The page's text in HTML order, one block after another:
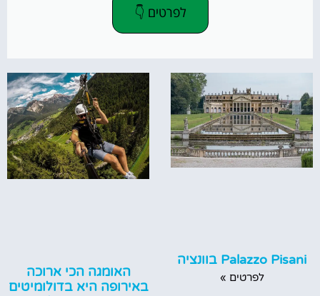
לפרטים 👇
Palazzo Pisani בוונציה
לפרטים »
האומגה הכי ארוכה
באירופה היא בדולומיטים